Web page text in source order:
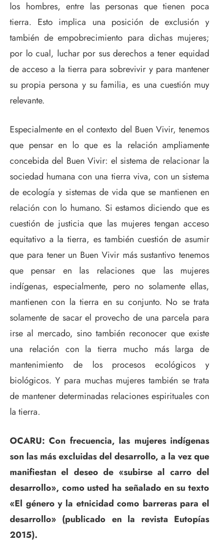
los hombres, entre las personas que tienen poca
tierra. Esto implica una posición de exclusión y
también de empobrecimiento para dichas mujeres;
por lo cual, luchar por sus derechos a tener equidad
de acceso a la tierra para sobrevivir y para mantener
su propia persona y su familia, es una cuestión muy
relevante.
Especialmente en el contexto del Buen Vivir, tenemos
que pensar en lo que es la relación ampliamente
concebida del Buen Vivir: el sistema de relacionar la
sociedad humana con una tierra viva, con un sistema
de ecología y sistemas de vida que se mantienen en
relación con lo humano. Si estamos diciendo que es
cuestión de justicia que las mujeres tengan acceso
equitativo a la tierra, es también cuestión de asumir
que para tener un Buen Vivir más sustantivo tenemos
que pensar en las relaciones que las mujeres
indígenas, especialmente, pero no solamente ellas,
mantienen con la tierra en su conjunto. No se trata
solamente de sacar el provecho de una parcela para
irse al mercado, sino también reconocer que existe
una relación con la tierra mucho más larga de
mantenimiento de los procesos ecológicos y
biológicos. Y para muchas mujeres también se trata
de mantener determinadas relaciones espirituales con
la tierra.
OCARU: Con frecuencia, las mujeres indígenas
son las más excluidas del desarrollo, a la vez que
manifiestan el deseo de «subirse al carro del
desarrollo», como usted ha señalado en su texto
«El género y la etnicidad como barreras para el
desarrollo» (publicado en la revista Eutopías
2015).